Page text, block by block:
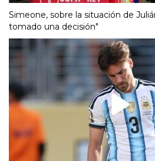
Simeone, sobre la situación de
tomado una decisión"